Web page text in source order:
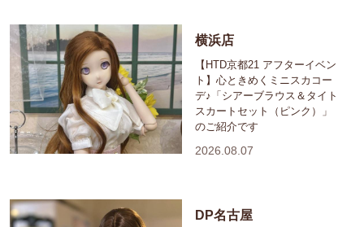
横浜店
【HTD京都21 アフターイベン
ト】心ときめくミニスカコー
デ♪「シアーブラウス＆タイト
スカートセット（ピンク）」
のご紹介です
2026.08.07
DP名古屋